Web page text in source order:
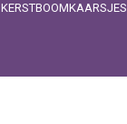
KERSTBOOMKAARSJES